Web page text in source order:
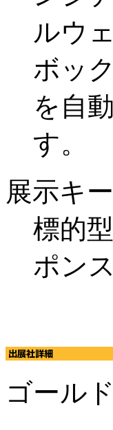
ルウ
ボッ
を自
す。
展示キ
標的
ポンス
ゴール